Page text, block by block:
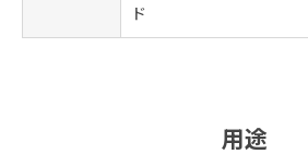
ド
用途